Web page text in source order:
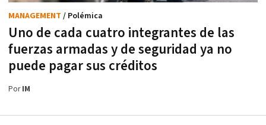
Uno de cada cuatro integrantes de las
fuerzas armadas y de seguridad ya no
puede pagar sus créditos
MANAGEMENT / Polémica
PorIM